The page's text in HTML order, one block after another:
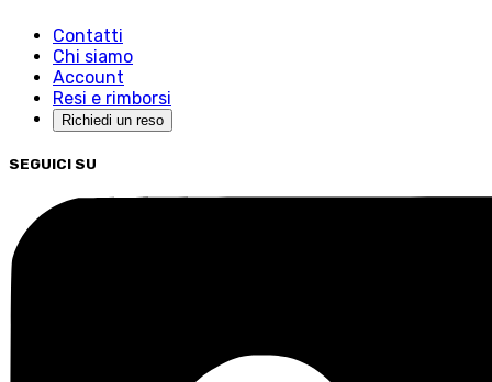
Contatti
Chi siamo
Account
Resi e rimborsi
Richiedi un reso
SEGUICI SU